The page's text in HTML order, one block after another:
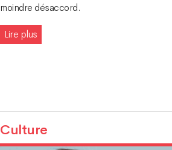
moindre désaccord.
Lire plus
Culture